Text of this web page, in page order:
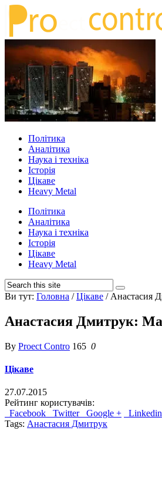
Політика
Аналітика
Наука і техніка
Історія
Цікаве
Heavy Metal
Політика
Аналітика
Наука і техніка
Історія
Цікаве
Heavy Metal
Ви тут: Головна /Цікаве / Анастасия
Анастасия Дмитрук:
By Proect Contro 165 0
Цікаве
27.07.2015
Рейтинг користувачів:
Facebook
Twitter Google + Linkedin
Tags: Анастасия Дмитрук